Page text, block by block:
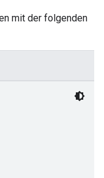
mit der folgenden